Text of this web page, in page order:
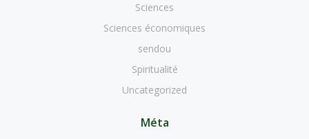
Sciences
Sciences économiques
sendou
Spiritualité
Uncategorized
Méta